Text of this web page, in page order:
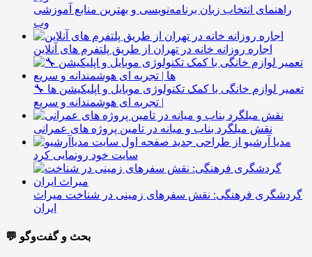
راهنمای انتخاب زبان برنامه‌نویسی و بهترین منابع آموزشی
وب
اجاره روزانه خانه در تهران از طریق پلتفرم های آنلاین
🔧 تعمیر لوازم خانگی با کمک تکنولوژی موبایل و اپلیکیشن ها
| تجربه ای هوشمندانه و سریع
نقش میلگرد بناب و میانه در تامین پروژه های عمرانی
مدیا آرشیو از طراحی جدید
سایت خود رونمایی کرد
گردشگری فرهنگی: نقش سفرهای زمینی در شناخت میراث
ایران
💬 بحث و گفت‌وگو